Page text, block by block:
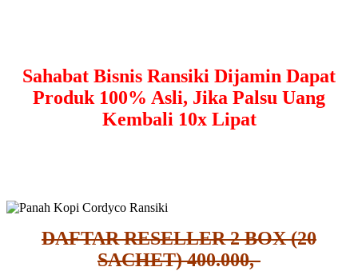
Sahabat Bisnis Ransiki Dijamin Dapat
Produk 100% Asli, Jika Palsu Uang
Kembali 10x Lipat
DAFTAR RESELLER 2 BOX (20
SACHET) 400.000,-